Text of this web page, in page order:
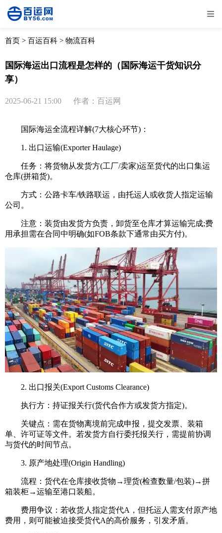
全部 物流资讯
首页 > 百运百科 > 物流百科
国际海运出口流程是怎样的（国际海运干货知识分
享）
2025-06-21 15:00 作者：百运网
国际海运全流程详解(7大核心环节)：
1. 出口运输(Exporter Haulage)
任务：将货物从发货方(工厂/卖家)运至货代的出口集运
仓库(拼箱货)。
方式：公路卡车/铁路联运，由托运人或收货人指定运输
公司。
注意：装货由发货方负责，卸货至仓库才算运输完成;费
用承担需在合同中明确(如FOB条款下通常由买方付)。
2. 出口报关(Export Customs Clearance)
执行方：持证报关行(货代合作方或发货方指定)。
关键点：需在货物离境前完成申报，提交发票、装箱
单、许可证等文件。若发货方自行委托报关行，需提前协调
与货代的时间节点。
3. 原产地处理(Origin Handling)
流程：货代在仓库接收货物→理货(检查数量/包装)→拼
箱装柜→运输至港口装船。
费用争议：若收货人指定货代A，但托运人需支付原产地
费用，则可能被迫接受货代A的高价服务，引发矛盾。